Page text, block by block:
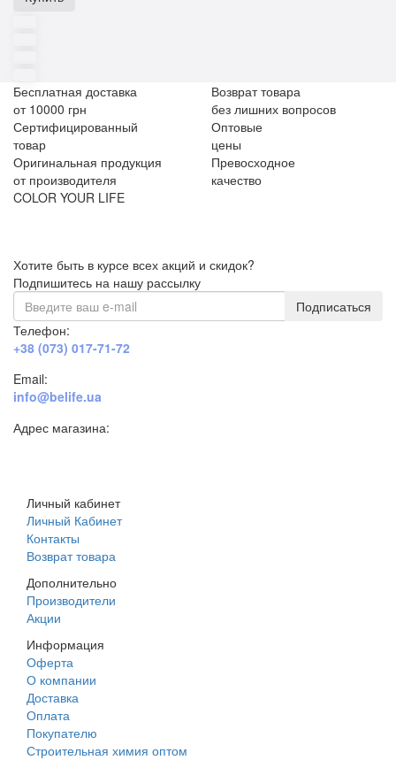
Бесплатная доставка
от 10000 грн
Возврат товара
без лишних вопросов
Сертифицированный
товар
Оптовые
цены
Оригинальная продукция
от производителя
Превосходное
качество
COLOR YOUR LIFE
Хотите быть в курсе всех акций и скидок?
Подпишитесь на нашу рассылку
Подписаться
Телефон:
+38 (073) 017-71-72
Email:
info@belife.ua
Адрес магазина:
Личный кабинет
Личный Кабинет
Контакты
Возврат товара
Дополнительно
Производители
Акции
Информация
Оферта
О компании
Доставка
Оплата
Покупателю
Строительная химия оптом